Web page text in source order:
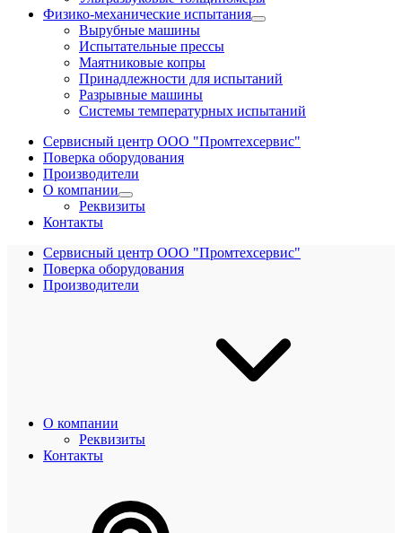
Физико-механические испытания
Вырубные машины
Испытательные прессы
Маятниковые копры
Принадлежности для испытаний
Разрывные машины
Системы температурных испытаний
Сервисный центр ООО "Промтехсервис"
Поверка оборудования
Производители
О компании
Реквизиты
Контакты
Сервисный центр ООО "Промтехсервис"
Поверка оборудования
Производители
О компании
Реквизиты
Контакты